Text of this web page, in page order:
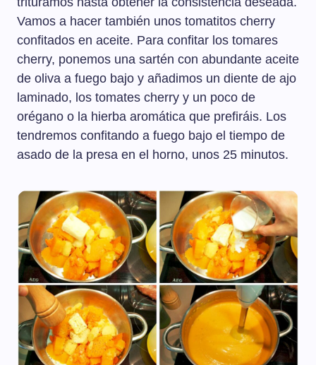
Vamos a hacer también unos tomatitos cherry
confitados en aceite. Para confitar los tomares
cherry, ponemos una sartén con abundante aceite
de oliva a fuego bajo y añadimos un diente de ajo
laminado, los tomates cherry y un poco de
orégano o la hierba aromática que prefiráis. Los
tendremos confitando a fuego bajo el tiempo de
asado de la presa en el horno, unos 25 minutos.